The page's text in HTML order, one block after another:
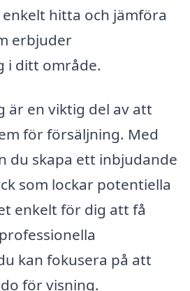
hitta och jämföra
erbjuder
i ditt område.
är en viktig del av att
för försäljning. Med
du skapa ett inbjudande
som lockar potentiella
enkelt för dig att få
kan fokusera på att
för visning.